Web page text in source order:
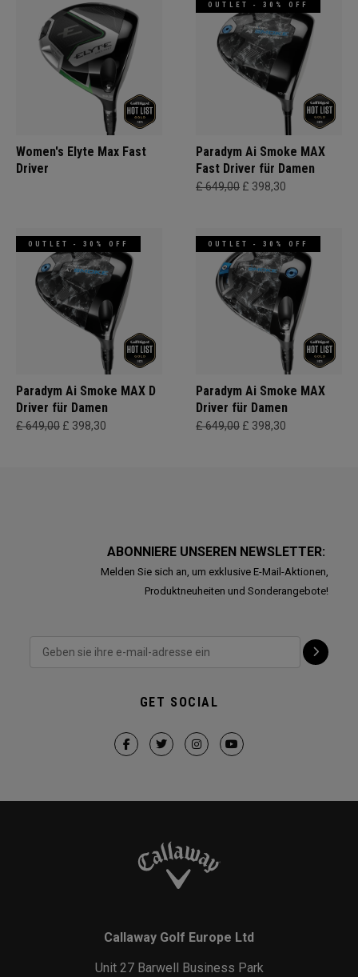
Women's Elyte Max Fast
Driver
OUTLET - 30% OFF
Paradym Ai Smoke MAX
Fast Driver für Damen
£ 649,00 £ 398,30
OUTLET - 30% OFF
Paradym Ai Smoke MAX D
Driver für Damen
£ 649,00 £ 398,30
OUTLET - 30% OFF
Paradym Ai Smoke MAX
Driver für Damen
£ 649,00 £ 398,30
ABONNIERE UNSEREN NEWSLETTER:
Melden Sie sich an, um exklusive E-Mail-Aktionen,
Produktneuheiten und Sonderangebote!
GET SOCIAL
Callaway Golf Europe Ltd
Unit 27 Barwell Business Park